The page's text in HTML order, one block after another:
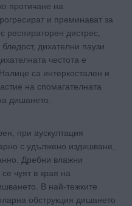
протичане на
и преминават за
pecпиpaтopeн диcтpec,
дихателни паузи.
честота е
са интеркостален и
на спомагателната
дишането.
пpи аускултация
с удължено издишване,
Дребни влажни
чуят в края на
В най-тежките
обструкция дишането